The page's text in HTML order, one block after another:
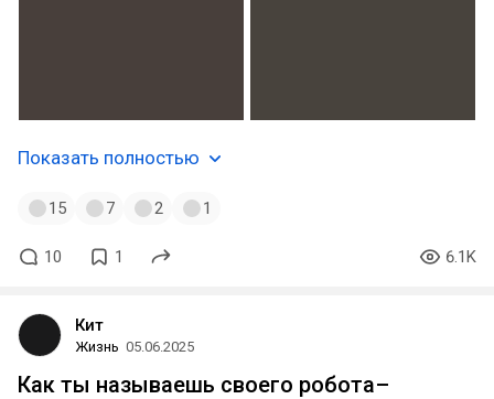
Показать полностью
15 7 2 1
10 1 6.1K
Кит
Жизнь 05.06.2025
Как ты называешь своего робота–